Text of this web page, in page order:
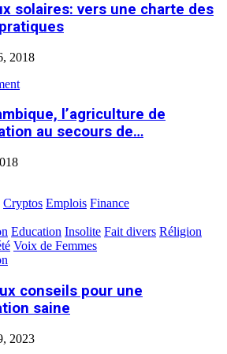
solaires: vers une charte des
2018
l’agriculture de
au secours de…
Cryptos Emplois Finance
Education Insolite Fait divers Réligion
Voix de Femmes
conseils pour une
saine
2023